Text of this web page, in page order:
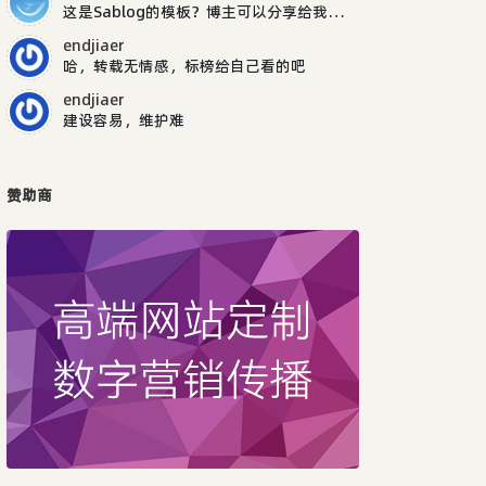
这是Sablog的模板？博主可以分享给我吗，谢谢
endjiaer
哈，转载无情感，标榜给自己看的吧
endjiaer
建设容易，维护难
赞助商